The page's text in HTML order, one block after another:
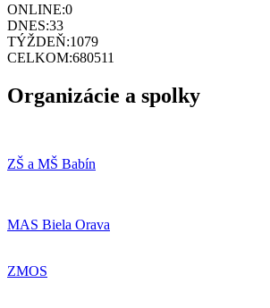
ONLINE:0
DNES:33
TÝŽDEŇ:1079
CELKOM:680511
Organizácie a spolky
ZŠ a MŠ Babín
MAS Biela Orava
ZMOS